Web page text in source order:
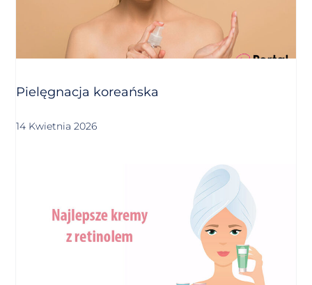
Pielęgnacja koreańska
14 Kwietnia 2026